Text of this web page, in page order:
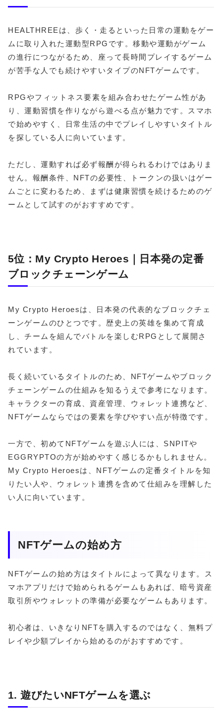
HEALTHREEは、歩く・走るといった日常の運動をゲー
ムに取り入れた運動型RPGです。移動や運動がゲーム
の進行につながるため、座って長時間プレイするゲーム
が苦手な人でも続けやすいタイプのNFTゲームです。
RPGやフィットネス要素を組み合わせたゲーム性があ
り、運動習慣を作りながら遊べる点が魅力です。スマホ
で始めやすく、日常生活の中でプレイしやすいタイトル
を探している人に向いています。
ただし、運動すれば必ず報酬が得られるわけではありま
せん。報酬条件、NFTの必要性、トークンの扱いはゲー
ムごとに変わるため、まずは健康習慣を続けるためのゲ
ームとして試すのがおすすめです。
5位：My Crypto Heroes｜日本発の定番
ブロックチェーンゲーム
My Crypto Heroesは、日本発の代表的なブロックチェ
ーンゲームのひとつです。歴史上の英雄を集めて育成
し、チームを組んでバトルを楽しむRPGとして展開さ
れています。
長く続いているタイトルのため、NFTゲームやブロック
チェーンゲームの仕組みを知るうえで参考になります。
キャラクターの育成、資産管理、ウォレット連携など、
NFTゲームならではの要素を学びやすい点が特徴です。
一方で、初めてNFTゲームを遊ぶ人には、SNPITや
EGGRYPTOの方が始めやすく感じるかもしれません。
My Crypto Heroesは、NFTゲームの定番タイトルを知
りたい人や、ウォレット連携を含めて仕組みを理解した
い人に向いています。
NFTゲームの始め方
NFTゲームの始め方はタイトルによって異なります。ス
マホアプリだけで始められるゲームもあれば、暗号資産
取引所やウォレットの準備が必要なゲームもあります。
初心者は、いきなりNFTを購入するのではなく、無料プ
レイや少額プレイから始めるのがおすすめです。
1. 遊びたいNFTゲームを選ぶ